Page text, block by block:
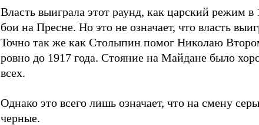
Власть выиграла этот раунд, как царский режим
бои на Пресне. Но это не означает, что власть
Точно так же как Столыпин помог Николаю
ровно до 1917 года. Стояние на Майдане было
всех.
Однако это всего лишь означает, что на смену
черные.